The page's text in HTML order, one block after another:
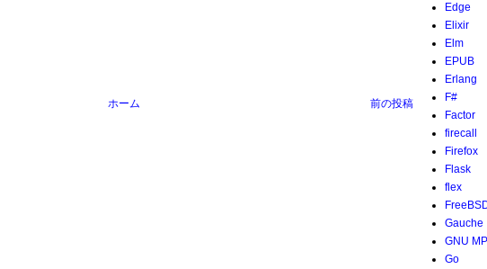
前の投稿
ホーム
Edge
Elixir
Elm
EPUB
Erlang
F#
Factor
firecall
Firefox
Flask
flex
Gauche
GNU
Go